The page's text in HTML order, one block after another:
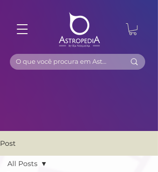
Post
All Posts